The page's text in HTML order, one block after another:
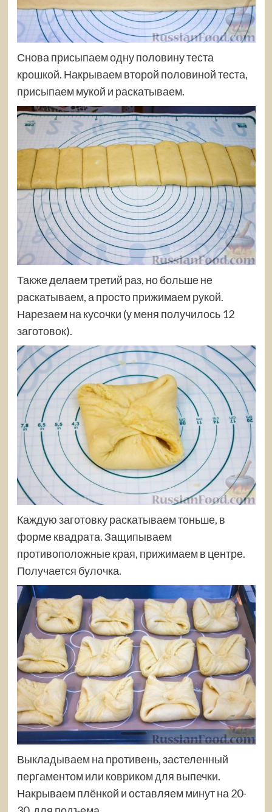
Снова присыпаем одну половину теста
крошкой. Накрываем второй половиной теста,
присыпаем мукой и раскатываем.
Также делаем третий раз, но больше не
раскатываем, а просто прижимаем рукой.
Нарезаем на кусочки (у меня получилось 12
заготовок).
Каждую заготовку раскатываем тоньше, в
форме квадрата. Защипываем
противоположные края, прижимаем в центре.
Получается булочка.
Выкладываем на противень, застеленный
пергаментом или ковриком для выпечки.
Накрываем плёнкой и оставляем минут на 20-